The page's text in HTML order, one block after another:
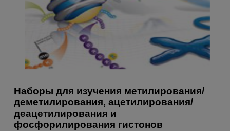
Наборы для изучения метилирования/
деметилирования, ацетилирования/
деацетилирования и
фосфорилирования гистонов